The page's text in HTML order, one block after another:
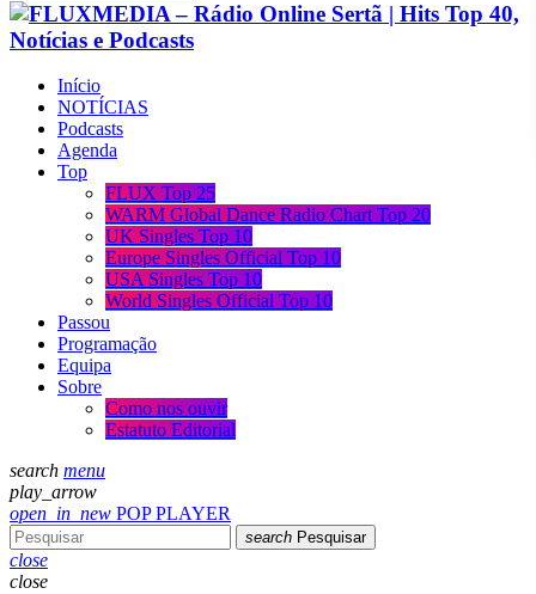
Início
NOTÍCIAS
Podcasts
Agenda
Top
FLUX Top 25
WARM Global Dance Radio Chart Top 20
UK Singles Top 10
Europe Singles Official Top 10
USA Singles Top 10
World Singles Official Top 10
Passou
Programação
Equipa
Sobre
Como nos ouvir
Estatuto Editorial
search menu
play_arrow
open_in_new POP PLAYER
search Pesquisar
close
close